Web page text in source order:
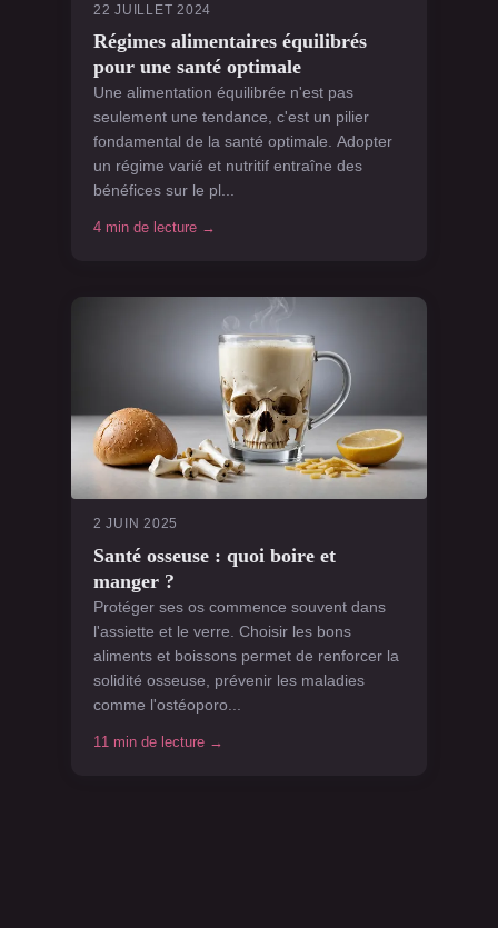
22 JUILLET 2024
Régimes alimentaires équilibrés
pour une santé optimale
Une alimentation équilibrée n'est pas
seulement une tendance, c'est un pilier
fondamental de la santé optimale. Adopter
un régime varié et nutritif entraîne des
bénéfices sur le pl...
4 min de lecture →
2 JUIN 2025
Santé osseuse : quoi boire et
manger ?
Protéger ses os commence souvent dans
l'assiette et le verre. Choisir les bons
aliments et boissons permet de renforcer la
solidité osseuse, prévenir les maladies
comme l'ostéoporo...
11 min de lecture →